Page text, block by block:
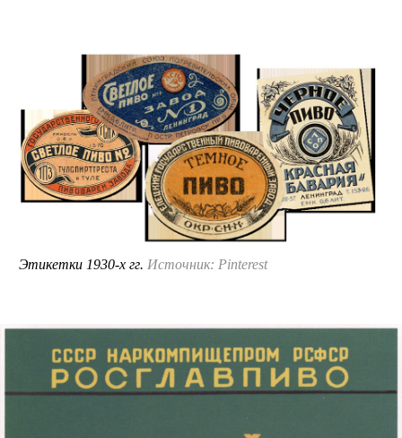
Этикетки 1930-х гг. Источник: Pinterest